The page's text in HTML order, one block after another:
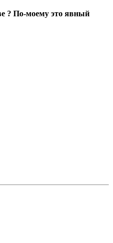
? По-моему это явный